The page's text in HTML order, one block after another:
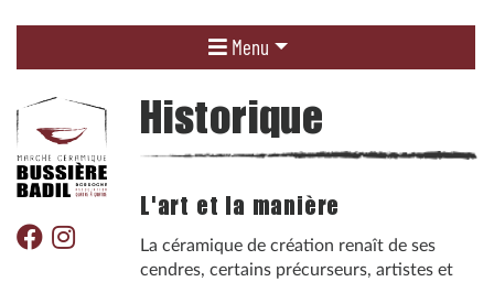
Menu
Historique
L'art et la manière
La céramique de création renaît de ses
cendres, certains précurseurs, artistes et